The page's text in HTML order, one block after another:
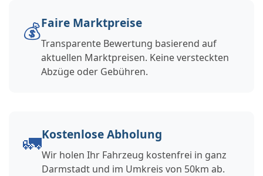
💰Faire Marktpreise
Transparente Bewertung basierend auf
aktuellen Marktpreisen. Keine versteckten
Abzüge oder Gebühren.
🚛Kostenlose Abholung
Wir holen Ihr Fahrzeug kostenfrei in ganz
Darmstadt und im Umkreis von 50km ab.